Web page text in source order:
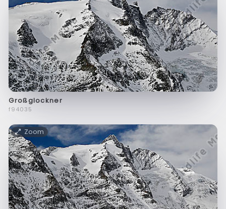
Großglockner
f94035
Zoom